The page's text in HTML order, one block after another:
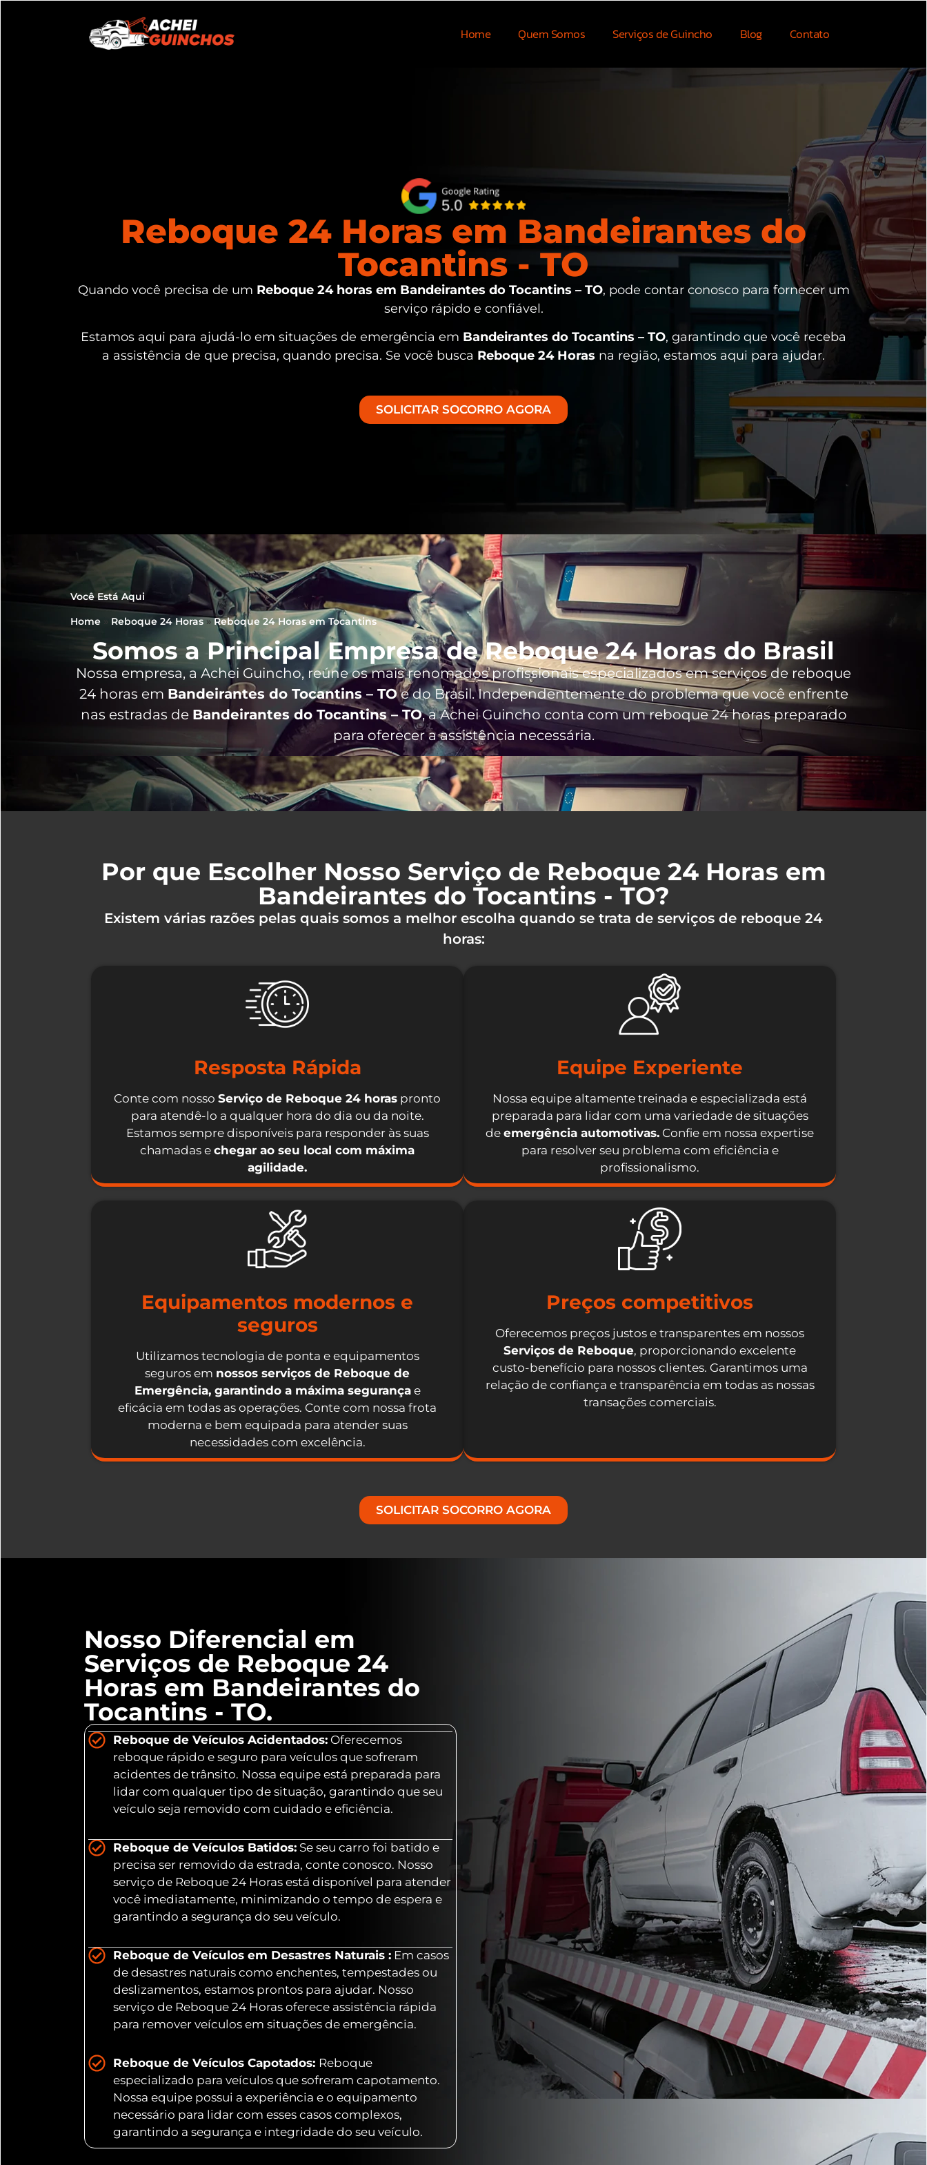
Home Quem Somos Serviços de Guincho Blog Contato
Reboque 24 Horas em Bandeirantes do
Tocantins - TO
Quando você precisa de um Reboque 24 horas em Bandeirantes do Tocantins – TO, pode contar conosco para fornecer um
serviço rápido e confiável.
Estamos aqui para ajudá-lo em situações de emergência em Bandeirantes do Tocantins – TO, garantindo que você receba
a assistência de que precisa, quando precisa. Se você busca Reboque 24 Horas na região, estamos aqui para ajudar.
SOLICITAR SOCORRO AGORA
Você Está Aqui
Home
Reboque 24 Horas»Reboque 24 Horas em Tocantins
Somos a Principal Empresa de Reboque 24 Horas do Brasil
Nossa empresa, aAchei Guincho, reúne os mais renomados profissionais especializados em serviços de reboque
24 horas em Bandeirantes do Tocantins – TOe do Brasil. Independentemente do problema que você enfrente
nas estradas de Bandeirantes do Tocantins – TO, a Achei Guincho conta com um reboque 24 horas preparado
para oferecer a assistência necessária.
Por que Escolher Nosso Serviço de Reboque 24 Horas em
Bandeirantes do Tocantins - TO?
Existem várias razões pelas quais somos a melhor escolha quando se trata de serviços de reboque 24
horas:
Resposta Rápida
Conte com nosso Serviço de Reboque 24 horas pronto
para atendê-lo a qualquer hora do dia ou da noite.
Estamos sempre disponíveis para responder às suas
chamadas e chegar ao seu local com máxima
agilidade.
Equipe Experiente
Nossa equipe altamente treinada e especializada está
preparada para lidar com uma variedade de situações
de emergência automotivas. Confie em nossa expertise
para resolver seu problema com eficiência e
profissionalismo.
Equipamentos modernos e
seguros
Utilizamos tecnologia de ponta e equipamentos
seguros em nossos serviços de Reboque de
Emergência, garantindo a máxima segurançae
eficácia em todas as operações. Conte com nossa frota
moderna e bem equipada para atender suas
necessidades com excelência.
Preços competitivos
Oferecemos preços justos e transparentes em nossos
Serviços de Reboque, proporcionando excelente
custo-benefício para nossos clientes. Garantimos uma
relação de confiança e transparência em todas as nossas
transações comerciais.
SOLICITAR SOCORRO AGORA
Nosso Diferencial em
Serviços de Reboque 24
Horas em Bandeirantes do
Tocantins - TO.
Reboque de Veículos Acidentados: Oferecemos
reboque rápido e seguro para veículos que sofreram
acidentes de trânsito. Nossa equipe está preparada para
lidar com qualquer tipo de situação, garantindo que seu
veículo seja removido com cuidado e eficiência.
Reboque de Veículos Batidos: Se seu carro foi batido e
precisa ser removido da estrada, conte conosco. Nosso
serviço de Reboque 24 Horas está disponível para atender
você imediatamente, minimizando o tempo de espera e
garantindo a segurança do seu veículo.
Reboque de Veículos em Desastres Naturais : Em casos
de desastres naturais como enchentes, tempestades ou
deslizamentos, estamos prontos para ajudar. Nosso
serviço de Reboque 24 Horas oferece assistência rápida
para remover veículos em situações de emergência.
Reboque de Veículos Capotados: Reboque
especializado para veículos que sofreram capotamento.
Nossa equipe possui a experiência e o equipamento
necessário para lidar com esses casos complexos,
garantindo a segurança e integridade do seu veículo.